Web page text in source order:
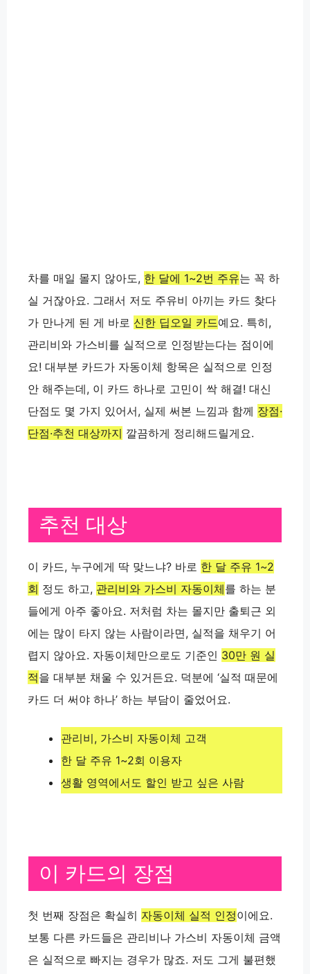
차를 매일 몰지 않아도, 한 달에 1~2번 주유는 꼭 하
실 거잖아요. 그래서 저도 주유비 아끼는 카드 찾다
가 만나게 된 게 바로 신한 딥오일 카드예요. 특히,
관리비와 가스비를 실적으로 인정받는다는 점이에
요! 대부분 카드가 자동이체 항목은 실적으로 인정
안 해주는데, 이 카드 하나로 고민이 싹 해결! 대신
단점도 몇 가지 있어서, 실제 써본 느낌과 함께 장점·
단점·추천 대상까지 깔끔하게 정리해드릴게요.
추천 대상
이 카드, 누구에게 딱 맞느냐? 바로 한 달 주유 1~2
회 정도 하고, 관리비와 가스비 자동이체를 하는 분
들에게 아주 좋아요. 저처럼 차는 몰지만 출퇴근 외
에는 많이 타지 않는 사람이라면, 실적을 채우기 어
렵지 않아요. 자동이체만으로도 기준인 30만 원 실
적을 대부분 채울 수 있거든요. 덕분에 ‘실적 때문에
카드 더 써야 하나’ 하는 부담이 줄었어요.
관리비, 가스비 자동이체 고객
한 달 주유 1~2회 이용자
생활 영역에서도 할인 받고 싶은 사람
이 카드의 장점
첫 번째 장점은 확실히 자동이체 실적 인정이에요.
보통 다른 카드들은 관리비나 가스비 자동이체 금액
은 실적으로 빠지는 경우가 많죠. 저도 그게 불편했